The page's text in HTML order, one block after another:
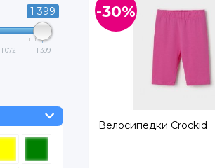
1 399
1 072 1 399
-30%
Велосипедки Crockid